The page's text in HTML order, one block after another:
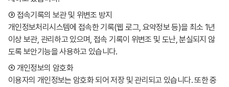
③ 접속기록의 보관 및 위변조 방지
개인정보처리시스템에 접속한 기록(웹 로그, 요약정보 등)을 최소 1년
이상 보관, 관리하고 있으며, 접속 기록이 위변조 및 도난, 분실되지 않
도록 보안기능을 사용하고 있습니다.
④ 개인정보의 암호화
이용자의 개인정보는 암호화 되어 저장 및 관리되고 있습니다. 또한 중